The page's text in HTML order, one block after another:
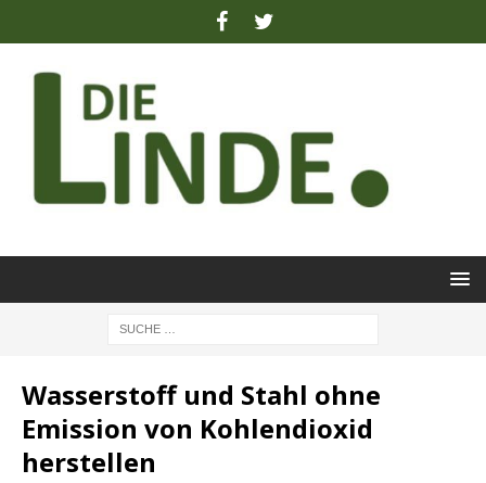
Wasserstoff und Stahl ohne
Emission von Kohlendioxid
herstellen